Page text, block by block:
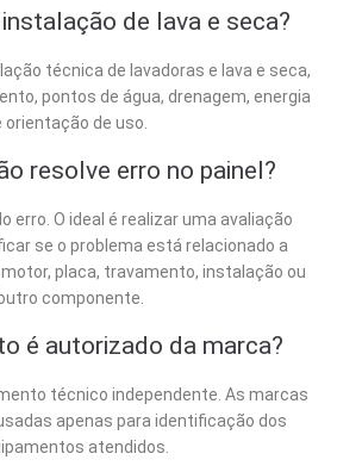
de lava e seca?
técnica de lavadoras e lava e seca,
pontos de água, drenagem, energia
orientação de uso.
resolve erro no painel?
erro. O ideal é realizar uma avaliação
se o problema está relacionado a
placa, travamento, instalação ou
componente.
é autorizado da marca?
técnico independente. As marcas
apenas para identificação dos
atendidos.